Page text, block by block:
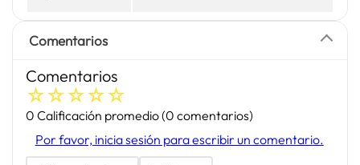
Comentarios
Comentarios
☆☆☆☆☆
0 Calificación promedio(0 comentarios)
Por favor, inicia sesión para escribir un comentario.